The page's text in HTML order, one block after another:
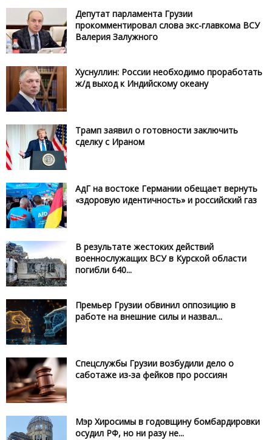
Депутат парламента Грузии
прокомментировал слова экс-главкома ВСУ
Валерия Залужного
Хуснуллин: России необходимо проработать
ж/д выход к Индийскому океану
Трамп заявил о готовности заключить
сделку с Ираном
АдГ на востоке Германии обещает вернуть
«здоровую идентичность» и российский газ
В результате жестоких действий
военнослужащих ВСУ в Курской области
погибли 640...
Премьер Грузии обвинил оппозицию в
работе на внешние силы и назвал...
Спецслужбы Грузии возбудили дело о
саботаже из-за фейков про россиян
Мэр Хиросимы в годовщину бомбардировки
осудил РФ, но ни разу не...